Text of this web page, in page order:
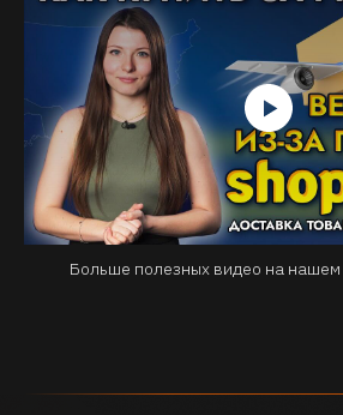
Больше полезных видео на нашем